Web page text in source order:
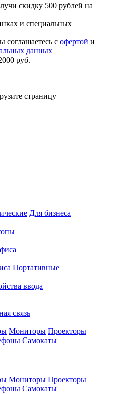
скидку 500 рублей на
и специальных
соглашаетесь с офертой и
данных
руб.
страницу
Для бизнеса
Портативные
ввода
связь
Мониторы Проекторы
Самокаты
Мониторы Проекторы
Самокаты